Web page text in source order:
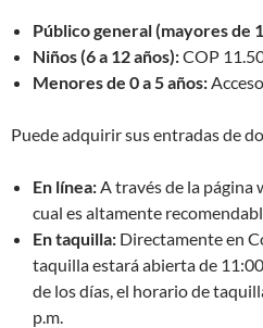
Público general (mayores de
Niños (6 a 12 años):COP
Menores de 0 a 5 años:
Puede adquirir sus entradas de
En línea:A través de la página
cual es altamente
En taquilla: Directamente en
taquilla estará abierta de
de los días, el horario de
p.m.